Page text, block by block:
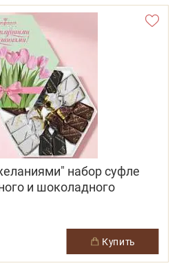
набор суфле
и шоколадного
купить